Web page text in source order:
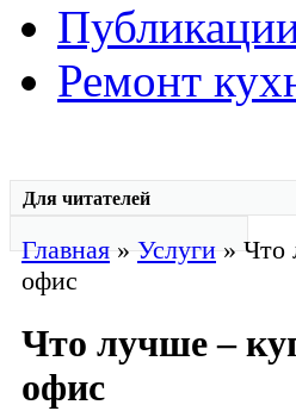
Ремонт
Для читателей
Главная»Услуги» Что
офис
Что лучше –
офис